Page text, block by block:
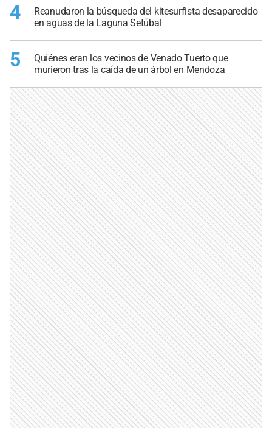
4
Reanudaron la búsqueda del kitesurfista desaparecido
en aguas de la Laguna Setúbal
5
Quiénes eran los vecinos de Venado Tuerto que
murieron tras la caída de un árbol en Mendoza